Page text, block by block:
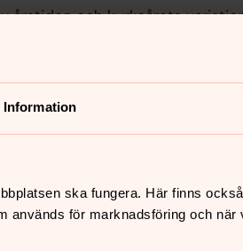
Information
ska fungera. Här finns
används för marknadsföring och när
årstiden och kyrkoårets
körer och